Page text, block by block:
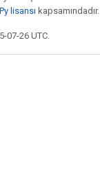
lisansı kapsamındadır.
07-26 UTC.